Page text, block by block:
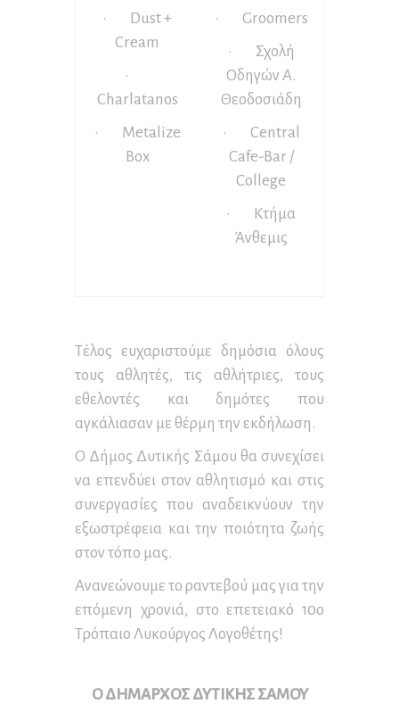
· Dust +
Cream
·
Charlatanos
· Metalize
Box
· Groomers
· Σχολή
Οδηγών Α.
Θεοδοσιάδη
· Central
Cafe-Bar /
College
· Κτήμα
Άνθεμις
Τέλος ευχαριστούμε δημόσια όλους
τους αθλητές, τις αθλήτριες, τους
εθελοντές και δημότες που
αγκάλιασαν με θέρμη την εκδήλωση.
Ο Δήμος Δυτικής Σάμου θα συνεχίσει
να επενδύει στον αθλητισμό και στις
συνεργασίες που αναδεικνύουν την
εξωστρέφεια και την ποιότητα ζωής
στον τόπο μας.
Ανανεώνουμε το ραντεβού μας για την
επόμενη χρονιά, στο επετειακό 10ο
Τρόπαιο Λυκούργος Λογοθέτης!
Ο ΔΗΜΑΡΧΟΣ ΔΥΤΙΚΗΣ ΣΑΜΟΥ